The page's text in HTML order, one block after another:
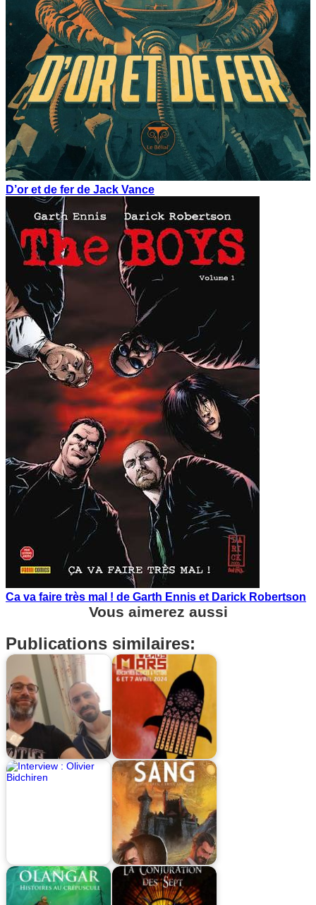
D’or et de fer de Jack Vance
Ca va faire très mal ! de Garth Ennis et Darick Robertson
Vous aimerez aussi
Publications similaires: